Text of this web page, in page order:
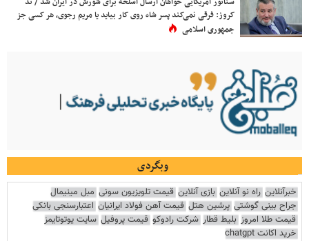
کروز: فرقی نمی‌کند پسر شاه روی کار بیاید یا مریم رجوی، هر کسی جز
جمهوری اسلامی
وبگردی
خبرآنلاین راه نو آنلاین بازی آنلاین قیمت تلویزیون سونی مبل مینیمال
جراح بینی گوشتی پرشین هتل قیمت آهن فولاد ایرانیان اعتبارسنجی بانکی
قیمت طلا امروز بلیط قطار شرکت رادوکو قیمت پروفیل سایت یوتوتایمز
خرید اکانت chatgpt